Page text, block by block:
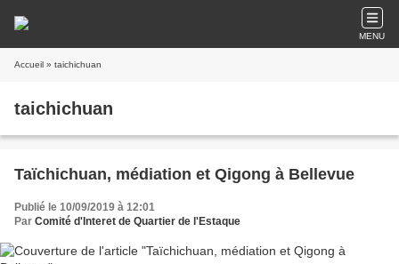
MENU
Accueil » taichichuan
taichichuan
Taïchichuan, médiation et Qigong à Bellevue
Publié le 10/09/2019 à 12:01
Par Comité d'Interet de Quartier de l'Estaque